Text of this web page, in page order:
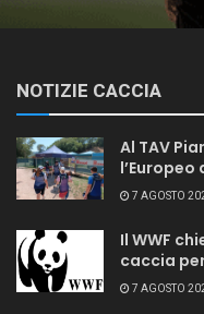
NOTIZIE CACCIA
Al TAV
l’Europeo
7 AGOSTO
Il WWF
caccia
7 AGOSTO